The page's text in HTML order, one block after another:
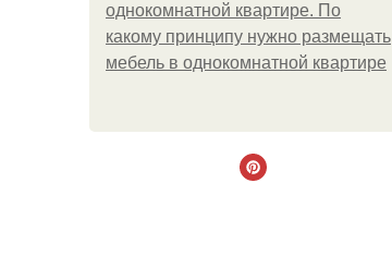
однокомнатной квартире. По
какому принципу нужно размещать
мебель в однокомнатной квартире